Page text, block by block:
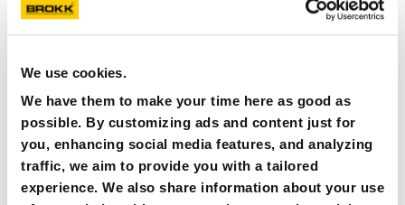
We use cookies.
We have them to make your time here as good as
possible. By customizing ads and content just for
you, enhancing social media features, and analyzing
traffic, we aim to provide you with a tailored
experience. We also share information about your use
SUCHEN
Die größte Modellreihe mit einmaligen Eigenschaften und
LEISTUNGSAUFNAHME
Maximale Leistung bei minimalem Energieeinsatz. Betrieb
mit kleinstmöglicher Sicherung. Gebaut, um die
Werkzeugleistung zu optimieren..
ERGONOMISCHE BEDIENUNG